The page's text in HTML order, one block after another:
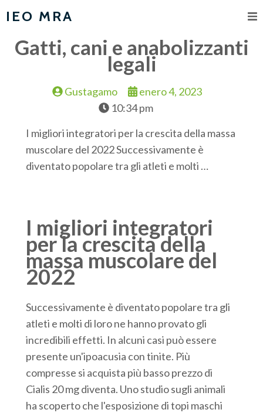
IEO MRA
Gatti, cani e anabolizzanti
legali
Gustagamo
enero 4, 2023
10:34 pm
I migliori integratori per la crescita della massa
muscolare del 2022 Successivamente è
diventato popolare tra gli atleti e molti …
I migliori integratori
per la crescita della
massa muscolare del
2022
Successivamente è diventato popolare tra gli
atleti e molti di loro ne hanno provato gli
incredibili effetti. In alcuni casi può essere
presente un'ipoacusia con tinite. Più
compresse si acquista più basso prezzo di
Cialis 20 mg diventa. Uno studio sugli animali
ha scoperto che l'esposizione di topi maschi